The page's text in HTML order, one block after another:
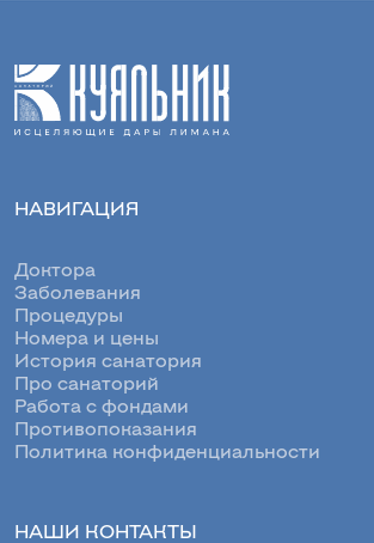
НАВИГАЦИЯ
Доктора
Заболевания
Процедуры
Номера и цены
История санатория
Про санаторий
Работа с фондами
Противопоказания
Политика конфиденциальности
НАШИ КОНТАКТЫ